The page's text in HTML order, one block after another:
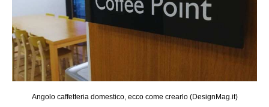
Angolo caffetteria domestico, ecco come crearlo (DesignMag.it)